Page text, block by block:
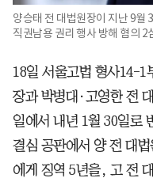
양승태 전 대법원장이 지난 9월
직권남용 권리 행사 방해 혐의
18일 서울고법 형사14-1
장과 박병대·고영한 전
일에서 내년 1월 30일로
결심 공판에서 양 전 대
에게 징역 5년을, 고 전